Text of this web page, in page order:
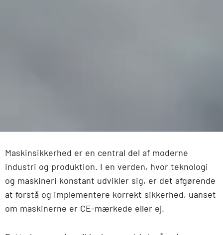
Maskinsikkerhed er en central del af moderne
industri og produktion. I en verden, hvor teknologi
og maskineri konstant udvikler sig, er det afgørende
at forstå og implementere korrekt sikkerhed, uanset
om maskinerne er CE-mærkede eller ej.